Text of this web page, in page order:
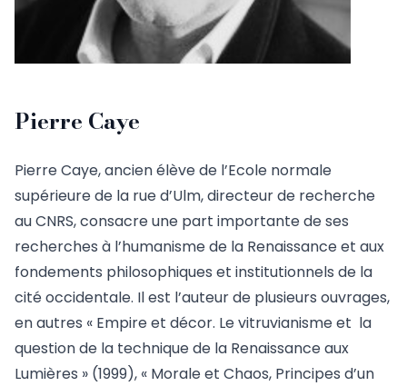
Pierre Caye
Pierre Caye, ancien élève de l’Ecole normale
supérieure de la rue d’Ulm, directeur de recherche
au CNRS, consacre une part importante de ses
recherches à l’humanisme de la Renaissance et aux
fondements philosophiques et institutionnels de la
cité occidentale. Il est l’auteur de plusieurs ouvrages,
en autres « Empire et décor. Le vitruvianisme et la
question de la technique de la Renaissance aux
Lumières » (1999), « Morale et Chaos, Principes d’un